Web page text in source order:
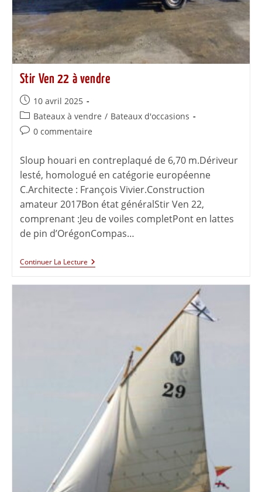
Stir Ven 22 à vendre
10 avril 2025
Bateaux à vendre / Bateaux d'occasions
0 commentaire
Sloup houari en contreplaqué de 6,70 m.Dériveur
lesté, homologué en catégorie européenne
C.Architecte : François Vivier.Construction
amateur 2017Bon état généralStir Ven 22,
comprenant :Jeu de voiles completPont en lattes
de pin d’OrégonCompas…
Continuer La Lecture